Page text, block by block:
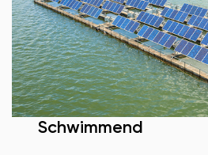
Schwimmend